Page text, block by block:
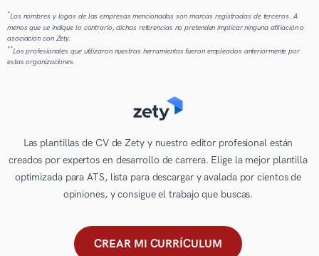
*Los nombres y logos de las empresas mencionadas son marcas registradas de terceros. A
menos que se indique lo contrario, dichas referencias no pretenden implicar ninguna afiliación o
asociación con Zety.
**Los profesionales que utilizaron nuestras herramientas fueron empleados anteriormente por
estas organizaciones.
Las plantillas de CV de Zety y nuestro editor profesional están
creados por expertos en desarrollo de carrera. Elige la mejor plantilla
optimizada para ATS, lista para descargar y avalada por cientos de
opiniones, y consigue el trabajo que buscas.
CREAR MI CURRÍCULUM